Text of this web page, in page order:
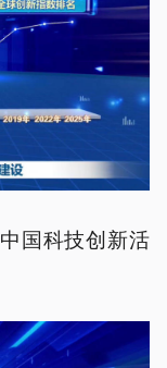
国科技创新活